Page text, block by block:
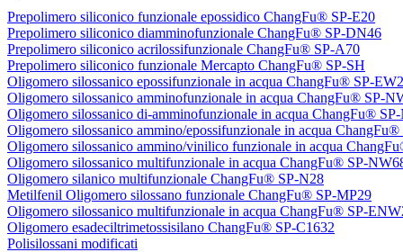
Prepolimero siliconico funzionale epossidico ChangFu® SP-E20
Prepolimero siliconico diamminofunzionale ChangFu® SP-DN46
Prepolimero siliconico acrilossifunzionale ChangFu® SP-A70
Prepolimero siliconico funzionale Mercapto ChangFu® SP-SH
Oligomero silossanico epossifunzionale in acqua ChangFu® SP-
Oligomero silossanico amminofunzionale in acqua ChangFu® SP-
Oligomero silossanico di-amminofunzionale in acqua ChangFu®
Oligomero silossanico ammino/epossifunzionale in acqua
Oligomero silossanico ammino/vinilico funzionale in acqua
Oligomero silossanico multifunzionale in acqua ChangFu® SP-
Oligomero silanico multifunzionale ChangFu® SP-N28
Metilfenil Oligomero silossano funzionale ChangFu® SP-MP29
Oligomero silossanico multifunzionale in acqua ChangFu® SP-
Oligomero esadeciltrimetossisilano ChangFu® SP-C1632
Polisilossani modificati